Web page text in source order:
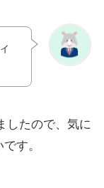
したので、気に
す。